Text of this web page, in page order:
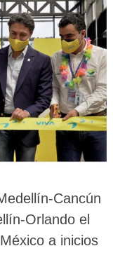
Cancún
Orlando el
a inicios